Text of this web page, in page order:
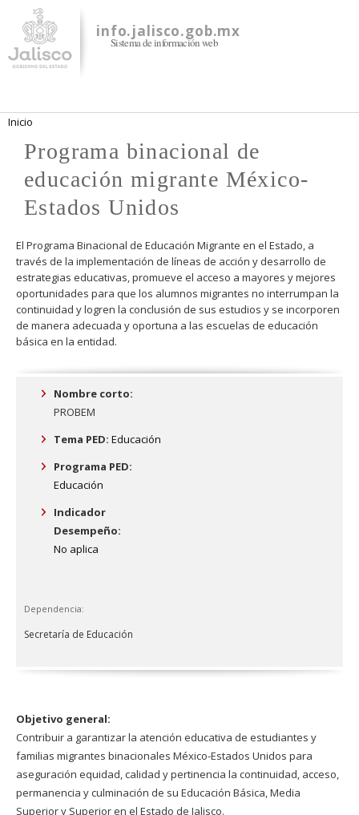
contenido
principal
info.jalisco.gob.mx
Sistema de información web
Se encuentra usted aquí
Inicio
Programa binacional de
educación migrante México-
Estados Unidos
El Programa Binacional de Educación Migrante en el Estado, a
través de la implementación de líneas de acción y desarrollo de
estrategias educativas, promueve el acceso a mayores y mejores
oportunidades para que los alumnos migrantes no interrumpan la
continuidad y logren la conclusión de sus estudios y se incorporen
de manera adecuada y oportuna a las escuelas de educación
básica en la entidad.
Nombre corto:
PROBEM
Tema PED: Educación
Programa PED:
Educación
Indicador
Desempeño:
No aplica
Dependencia:
Secretaría de Educación
Objetivo general:
Contribuir a garantizar la atención educativa de estudiantes y
familias migrantes binacionales México-Estados Unidos para
aseguración equidad, calidad y pertinencia la continuidad, acceso,
permanencia y culminación de su Educación Básica, Media
Superior y Superior en el Estado de Jalisco.